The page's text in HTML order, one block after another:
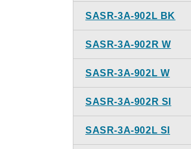
SASR-3A-902L BK
SASR-3A-902R W
SASR-3A-902L W
SASR-3A-902R SI
SASR-3A-902L SI